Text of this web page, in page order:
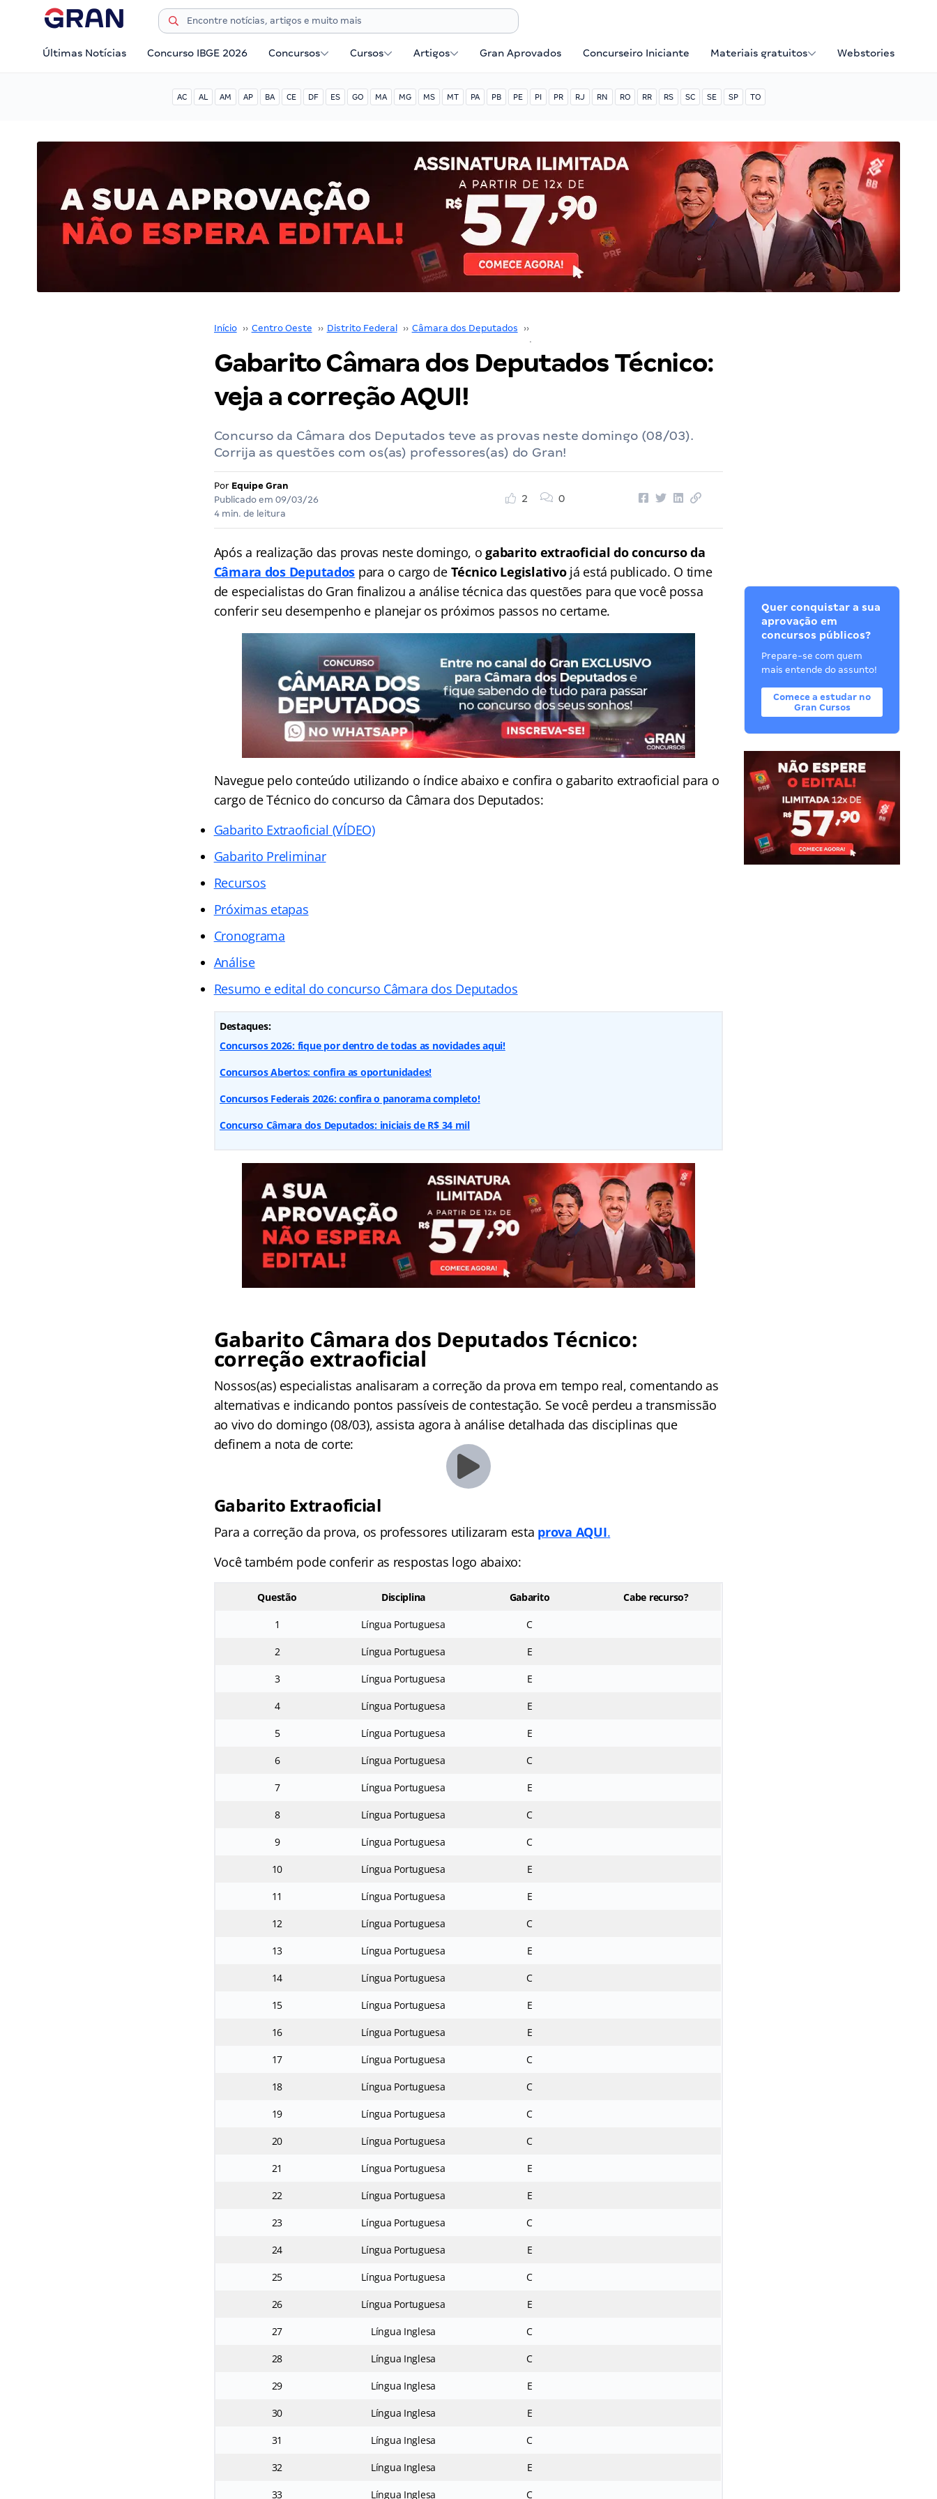
Últimas Notícias Concurso IBGE 2026 Concursos Cursos Artigos Gran Aprovados Concurseiro Iniciante Materiais gratuitos Webstories
AC AL AM AP BA CE DF ES GO MA MG MS MT PA PB PE PI PR RJ RN RO RR RS SC SE SP TO
Início ›› Centro Oeste ›› Distrito Federal ›› Câmara dos Deputados ››
Gabarito Câmara dos Deputados Técnico:
veja a correção AQUI!
Concurso da Câmara dos Deputados teve as provas neste domingo (08/03).
Corrija as questões com os(as) professores(as) do Gran!
Por Equipe Gran
Publicado em 09/03/26
4 min. de leitura
2 0
Após a realização das provas neste domingo, ogabarito extraoficial doconcurso da
Câmara dos Deputados para o cargo deTécnico Legislativojá está publicado. O time
de especialistas do Gran finalizou a análise técnica das questões para que você possa
conferir seu desempenho e planejar os próximos passos no certame.
Navegue pelo conteúdo utilizando o índice abaixo e confira o gabarito extraoficial para o
cargo de Técnico do concurso da Câmara dos Deputados:
Gabarito Extraoficial (VÍDEO)
Gabarito Preliminar
Recursos
Próximas etapas
Cronograma
Análise
Resumo e edital do concurso Câmara dos Deputados
Destaques:
Concursos 2026: fique por dentro de todas as novidades aqui!
Concursos Abertos: confira as oportunidades!
Concursos Federais 2026: confira o panorama completo!
Concurso Câmara dos Deputados: iniciais de R$ 34 mil
Gabarito Câmara dos Deputados Técnico:
correção extraoficial
Nossos(as) especialistas analisaram a correção da prova em tempo real, comentando as
alternativas e indicando pontos passíveis de contestação. Se você perdeu a transmissão
ao vivo do domingo (08/03), assista agora à análise detalhada das disciplinas que
definem a nota de corte:
Gabarito Extraoficial
Para a correção da prova, os professores utilizaram esta prova AQUI.
Você também pode conferir as respostas logo abaixo:
Questão Disciplina Gabarito Cabe recurso?
1 Língua Portuguesa C
2 Língua Portuguesa E
3 Língua Portuguesa E
4 Língua Portuguesa E
5 Língua Portuguesa E
6 Língua Portuguesa C
7 Língua Portuguesa E
8 Língua Portuguesa C
9 Língua Portuguesa C
10 Língua Portuguesa E
11 Língua Portuguesa E
12 Língua Portuguesa C
13 Língua Portuguesa E
14 Língua Portuguesa C
15 Língua Portuguesa E
16 Língua Portuguesa E
17 Língua Portuguesa C
18 Língua Portuguesa C
19 Língua Portuguesa C
20 Língua Portuguesa C
21 Língua Portuguesa E
22 Língua Portuguesa E
23 Língua Portuguesa C
24 Língua Portuguesa E
25 Língua Portuguesa C
26 Língua Portuguesa E
27 Língua Inglesa C
28 Língua Inglesa C
29 Língua Inglesa E
30 Língua Inglesa E
31 Língua Inglesa C
32 Língua Inglesa E
33 Língua Inglesa C
Quer conquistar a sua
aprovação em
concursos públicos?
Prepare-se com quem
mais entende do assunto!
Comece a estudar no
Gran Cursos